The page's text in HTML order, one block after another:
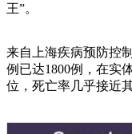
王”。
来自上海疾病预防控
例已达1800例，在实
位，死亡率几乎接近